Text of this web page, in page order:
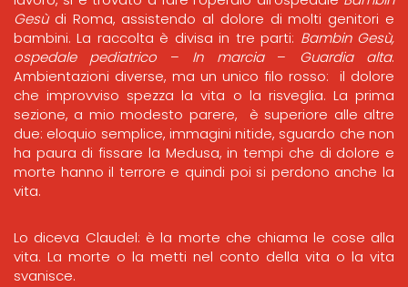
Gesùdi Roma, assistendo al dolore di molti genitori e
bambini. La raccolta è divisa in tre parti: Bambin Gesù,
ospedale pediatrico – In marcia– Guardia alta.
Ambientazioni diverse, ma un unico filo rosso: il dolore
che improvviso spezza la vita o la risveglia. La prima
sezione, a mio modesto parere, è superiore alle altre
due: eloquio semplice, immagini nitide, sguardo che non
ha paura di fissare la Medusa, in tempi che di dolore e
morte hanno il terrore e quindi poi si perdono anche la
vita.
Lo diceva Claudel: è la morte che chiama le cose alla
vita. La morte o la metti nel conto della vita o la vita
svanisce.